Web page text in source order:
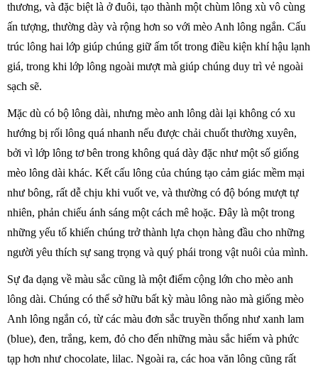
thương, và đặc biệt là ở đuôi, tạo thành một chùm lông xù vô cùng
ấn tượng, thường dày và rộng hơn so với mèo Anh lông ngắn. Cấu
trúc lông hai lớp giúp chúng giữ ấm tốt trong điều kiện khí hậu lạnh
giá, trong khi lớp lông ngoài mượt mà giúp chúng duy trì vẻ ngoài
sạch sẽ.
Mặc dù có bộ lông dài, nhưng mèo anh lông dài lại không có xu
hướng bị rối lông quá nhanh nếu được chải chuốt thường xuyên,
bởi vì lớp lông tơ bên trong không quá dày đặc như một số giống
mèo lông dài khác. Kết cấu lông của chúng tạo cảm giác mềm mại
như bông, rất dễ chịu khi vuốt ve, và thường có độ bóng mượt tự
nhiên, phản chiếu ánh sáng một cách mê hoặc. Đây là một trong
những yếu tố khiến chúng trở thành lựa chọn hàng đầu cho những
người yêu thích sự sang trọng và quý phái trong vật nuôi của mình.
Sự đa dạng về màu sắc cũng là một điểm cộng lớn cho mèo anh
lông dài. Chúng có thể sở hữu bất kỳ màu lông nào mà giống mèo
Anh lông ngắn có, từ các màu đơn sắc truyền thống như xanh lam
(blue), đen, trắng, kem, đỏ cho đến những màu sắc hiếm và phức
tạp hơn như chocolate, lilac. Ngoài ra, các hoa văn lông cũng rất